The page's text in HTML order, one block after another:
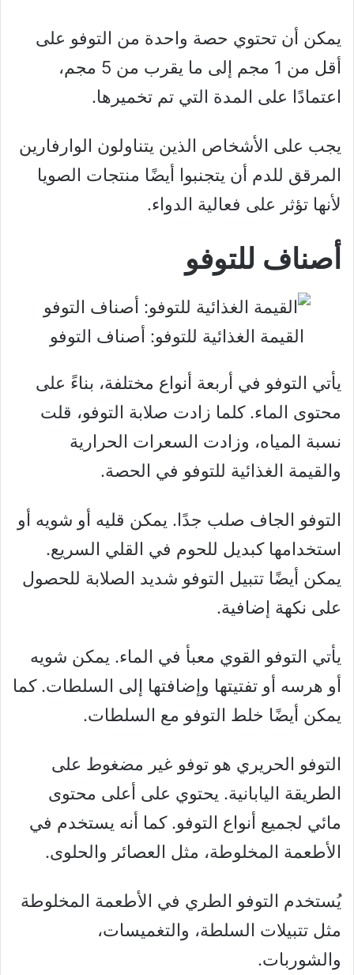
يمكن أن تحتوي حصة واحدة من التوفو على
أقل من 1 مجم إلى ما يقرب من 5 مجم،
اعتمادًا على المدة التي تم تخميرها.
يجب على الأشخاص الذين يتناولون الوارفارين
المرقق للدم أن يتجنبوا أيضًا منتجات الصويا
لأنها تؤثر على فعالية الدواء.
أصناف للتوفو
القيمة الغذائية للتوفو: أصناف التوفو
يأتي التوفو في أربعة أنواع مختلفة، بناءً على
محتوى الماء. كلما زادت صلابة التوفو، قلت
نسبة المياه، وزادت السعرات الحرارية
والقيمة الغذائية للتوفو في الحصة.
التوفو الجاف صلب جدًا. يمكن قليه أو شويه أو
استخدامها كبديل للحوم في القلي السريع.
يمكن أيضًا تتبيل التوفو شديد الصلابة للحصول
على نكهة إضافية.
يأتي التوفو القوي معبأ في الماء. يمكن شويه
أو هرسه أو تفتيتها وإضافتها إلى السلطات. كما
يمكن أيضًا خلط التوفو مع السلطات.
التوفو الحريري هو توفو غير مضغوط على
الطريقة اليابانية. يحتوي على أعلى محتوى
مائي لجميع أنواع التوفو. كما أنه يستخدم في
الأطعمة المخلوطة، مثل العصائر والحلوى.
يُستخدم التوفو الطري في الأطعمة المخلوطة
مثل تتبيلات السلطة، والتغميسات،
والشوربات.